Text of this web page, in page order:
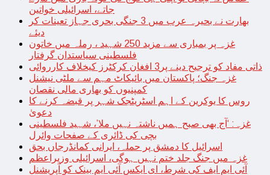
جاتے، اسرائیلی خواتین
بھارت نے بحیرہ عرب میں 3 جنگی بحری جہاز تعینات کر
دیئے
غزہ پر بمباری سے مزید 250 شہید ، رملہ میں خاتون
فلسطینی سیاستدان گرفتار
ذاتی مفاد کو ترجیح دینے پر3 افغان کرکٹرز کیخلاف کارروائی
غزہ جنگ؛ پاکستان میں بائیکاٹ مہم سے ملٹی نیشنل
کمپنیوں کو بھاری مالی نقصان
روس کا یوکرین کے اہم اسٹریٹجک شہر پر قبضہ کرنے کا
دعویٰ
غزہ: ‘آج بھی صبح ہمیں ناشتہ نہیں ملا’، شہید فلسطینی
بچی کی ڈائری کے صفحات وائرل
اسرائیل کا دمشق پر حملہ، ایرانی کمانڈرجاں بحق
غزہ میں جنگ جلد ختم نہیں ہوگی، اسرائیلی وزیراعظم
آئی ایم ایف کی شرط، ای ایکس آئی ایم بینک کو آپریشنل